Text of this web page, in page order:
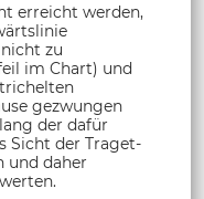
erreicht werden,
zu
im Chart) und
gezwungen
der dafür
Sicht der Traget-
und daher